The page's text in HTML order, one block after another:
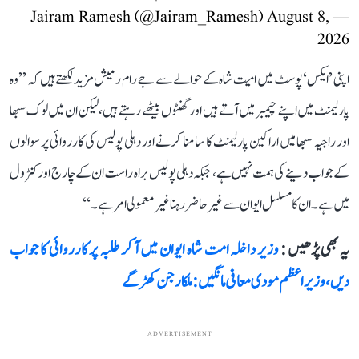
— Jairam Ramesh (@Jairam_Ramesh)
August 8,
2026
اپنی ’ایکس‘ پوسٹ میں امیت شاہ کے حوالے سے جے رام رمیش مزید لکھتے ہیں کہ ’’وہ
پارلیمنٹ میں اپنے چیمبر میں آتے ہیں اور گھنٹوں بیٹھے رہتے ہیں، لیکن ان میں لوک سبھا
اور راجیہ سبھا میں اراکین پارلیمنٹ کا سامنا کرنے اور دہلی پولیس کی کارروائی پر سوالوں
کے جواب دینے کی ہمت نہیں ہے، جبکہ دہلی پولیس براہ راست ان کے چارج اور کنٹرول
میں ہے۔ ان کا مسلسل ایوان سے غیر حاضر رہنا غیر معمولی امر ہے۔‘‘
یہ بھی پڑھیں :وزیر داخلہ امت شاہ ایوان میں آ کر طلبہ پر کارروائی کا جواب
دیں، وزیر اعظم مودی معافی مانگیں: ملکارجن کھڑگے
ADVERTISEMENT